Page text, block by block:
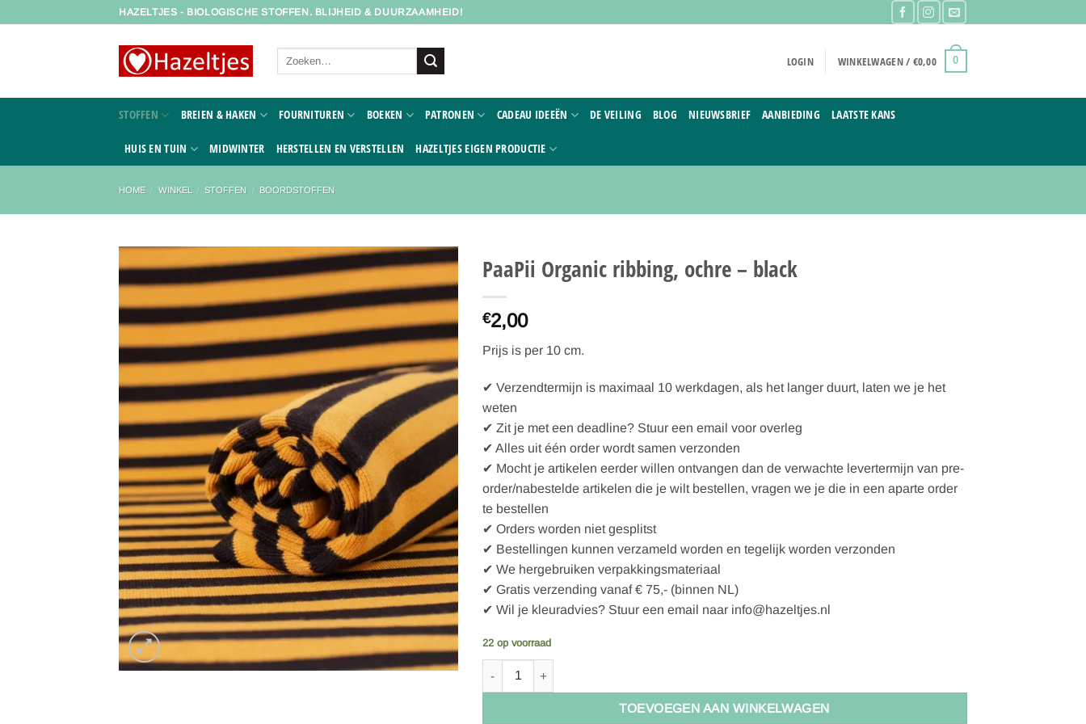
HAZELTJES - BIOLOGISCHE STOFFEN. BLIJHEID & DUURZAAMHEID!
Zoeken
LOGIN WINKELWAGEN / €0,00 0
STOFFEN BREIEN & HAKEN FOURNITUREN BOEKEN PATRONEN CADEAU IDEEËN DE VEILING BLOG NIEUWSBRIEF AANBIEDING LAATSTE KANS
HUIS EN TUIN MIDWINTER HERSTELLEN EN VERSTELLEN HAZELTJES EIGEN PRODUCTIE
HOME / WINKEL / STOFFEN / BOORDSTOFFEN
Toevoegen
verlanglijst
PaaPii Organic ribbing, ochre – black
€2,00
Prijs is per 10 cm.
✔ Verzendtermijn is maximaal 10 werkdagen, als het langer duurt, laten we je het
weten
✔ Zit je met een deadline? Stuur een email voor overleg
✔ Alles uit één order wordt samen verzonden
✔ Mocht je artikelen eerder willen ontvangen dan de verwachte levertermijn van pre-
order/nabestelde artikelen die je wilt bestellen, vragen we je die in een aparte order
te bestellen
✔ Orders worden niet gesplitst
✔ Bestellingen kunnen verzameld worden en tegelijk worden verzonden
✔ We hergebruiken verpakkingsmateriaal
✔ Gratis verzending vanaf € 75,- (binnen NL)
✔ Wil je kleuradvies? Stuur een email naar info@hazeltjes.nl
22 op voorraad
PaaPii Organic ribbing, ochre - black aantal
TOEVOEGEN AAN WINKELWAGEN